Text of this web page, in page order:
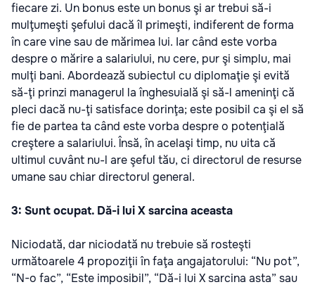
fiecare zi. Un bonus este un bonus şi ar trebui să-i
mulţumeşti şefului dacă îl primeşti, indiferent de forma
în care vine sau de mărimea lui. Iar când este vorba
despre o mărire a salariului, nu cere, pur şi simplu, mai
mulţi bani. Abordează subiectul cu diplomaţie şi evită
să-ţi prinzi managerul la înghesuială şi să-l ameninţi că
pleci dacă nu-ţi satisface dorinţa; este posibil ca şi el să
fie de partea ta când este vorba despre o potenţială
creştere a salariului. Însă, în acelaşi timp, nu uita că
ultimul cuvânt nu-l are şeful tău, ci directorul de resurse
umane sau chiar directorul general.
3: Sunt ocupat. Dă-i lui X sarcina aceasta
Niciodată, dar niciodată nu trebuie să rosteşti
următoarele 4 propoziţii în faţa angajatorului: “Nu pot”,
“N-o fac”, “Este imposibil”, “Dă-i lui X sarcina asta” sau